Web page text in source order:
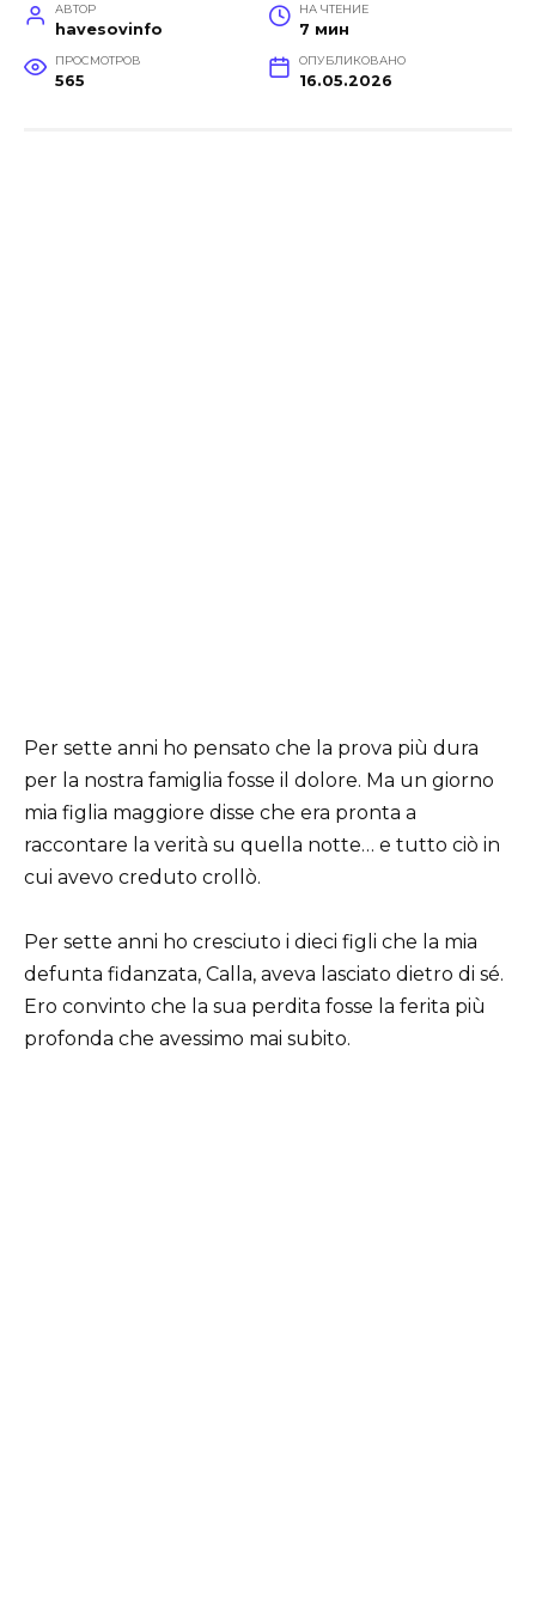
АВТОР
havesovinfo
НА ЧТЕНИЕ
7 мин
ПРОСМОТРОВ
565
ОПУБЛИКОВАНО
16.05.2026
Per sette anni ho pensato che la prova più dura
per la nostra famiglia fosse il dolore. Ma un giorno
mia figlia maggiore disse che era pronta a
raccontare la verità su quella notte… e tutto ciò in
cui avevo creduto crollò.
Per sette anni ho cresciuto i dieci figli che la mia
defunta fidanzata, Calla, aveva lasciato dietro di sé.
Ero convinto che la sua perdita fosse la ferita più
profonda che avessimo mai subito.